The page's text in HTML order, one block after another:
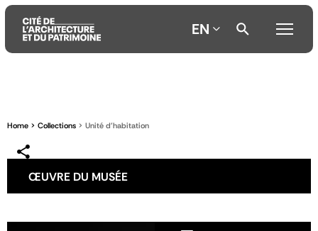
contenu
menu
la
EN
Home Collections Unité d'habitation
ŒUVRE DU MUSÉE